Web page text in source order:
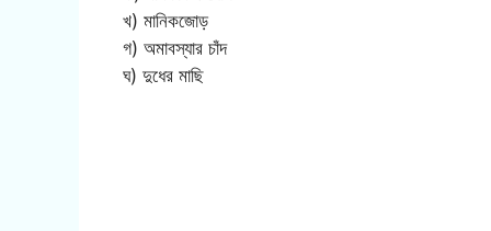
খ) মানিকজোড়
গ) অমাবস্যার চাঁদ
ঘ) দুধের মাছি